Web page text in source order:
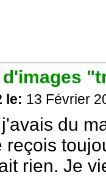
le: 13 Février
du
reçois
rien. Je